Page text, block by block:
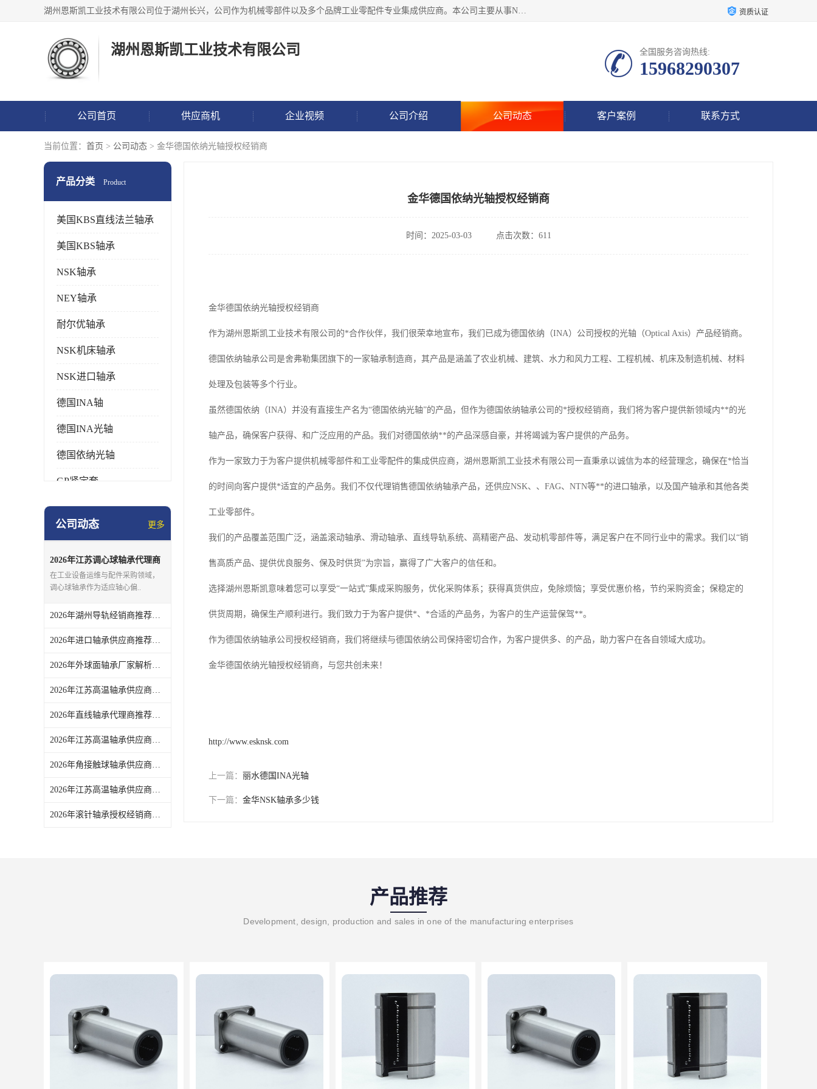
湖州恩斯凯工业技术有限公司位于湖州长兴，公司作为机械零部件以及多个品牌工业零配件专业集成供应商。本公司主要从事NSK进口轴承、SKF进口轴承、FAG进口轴承、NTN进口轴承、国产轴承：ZWZ、HRB、C&U轴承外球面轴承、导轨、丝杠、滑块、 润滑油、工业皮带及其他工业零部件的销售. 资质认证
湖州恩斯凯工业技术有限公司 全国服务咨询热线:
15968290307
公司首页 供应商机 企业视频 公司介绍 公司动态 客户案例 联系方式
当前位置： 首页 > 公司动态 > 金华德国依纳光轴授权经销商
产品分类 Product
美国KBS直线法兰轴承
美国KBS轴承
NSK轴承
NEY轴承
耐尔优轴承
NSK机床轴承
NSK进口轴承
德国INA轴
德国INA光轴
德国依纳光轴
GP紧定套
SKF轴承
日本NSK进口轴承
德国INA进口轴承
日本NTN进口轴承
闽台上银HIWIN滑块导轨
不锈钢轴承
进口轴承
美国KBS直线轴承
日本THK
自润滑铜套无油轴承
C&U人本轴承
公司动态 更多
2026年江苏调心球轴承代理商
推荐：湖州恩斯凯工业技术有
限公司
在工业设备运维与配件采购领域，
调心球轴承作为适应轴心偏..
2026年湖州导轨经销商推荐：恩斯凯工业全品类线性导轨供应
2026年进口轴承供应商推荐：湖州恩斯凯工业技术有限公司解析
2026年外球面轴承厂家解析：湖州恩斯凯工业技术有限公司
2026年江苏高温轴承供应商推荐：耐温选型与正品供应链一站式解析
2026年直线轴承代理商推荐，湖州恩斯凯一站式工业零配件供应解析
2026年江苏高温轴承供应商推荐：湖州恩斯凯工业技术有限公司
2026年角接触球轴承供应商推荐：一站式正品采购，高效运维优选
2026年江苏高温轴承供应商推荐：聚焦正品货源与技术服务能力
2026年滚针轴承授权经销商推荐：湖州恩斯凯一站式工业配件解析
金华德国依纳光轴授权经销商
时间：2025-03-03 点击次数：611
金华德国依纳光轴授权经销商
作为湖州恩斯凯工业技术有限公司的*合作伙伴，我们很荣幸地宣布，我们已成为德国依纳（INA）公司授权的光轴（Optical Axis）产品经销商。
德国依纳轴承公司是舍弗勒集团旗下的一家轴承制造商，其产品是涵盖了农业机械、建筑、水力和风力工程、工程机械、机床及制造机械、材料
处理及包装等多个行业。
虽然德国依纳（INA）并没有直接生产名为“德国依纳光轴”的产品，但作为德国依纳轴承公司的*授权经销商，我们将为客户提供新领域内**的光
轴产品，确保客户获得、和广泛应用的产品。我们对德国依纳**的产品深感自豪，并将竭诚为客户提供的产品务。
作为一家致力于为客户提供机械零部件和工业零配件的集成供应商，湖州恩斯凯工业技术有限公司一直秉承以诚信为本的经营理念，确保在*恰当
的时间向客户提供*适宜的产品务。我们不仅代理销售德国依纳轴承产品，还供应NSK、、FAG、NTN等**的进口轴承，以及国产轴承和其他各类
工业零部件。
我们的产品覆盖范围广泛，涵盖滚动轴承、滑动轴承、直线导轨系统、高精密产品、发动机零部件等，满足客户在不同行业中的需求。我们以“销
售高质产品、提供优良服务、保及时供货”为宗旨，赢得了广大客户的信任和。
选择湖州恩斯凯意味着您可以享受“一站式”集成采购服务，优化采购体系；获得真货供应，免除烦恼；享受优惠价格，节约采购资金；保稳定的
供货周期，确保生产顺利进行。我们致力于为客户提供*、*合适的产品务，为客户的生产运营保驾**。
作为德国依纳轴承公司授权经销商，我们将继续与德国依纳公司保持密切合作，为客户提供多、的产品，助力客户在各自领域大成功。
金华德国依纳光轴授权经销商，与您共创未来！
http://www.esknsk.com
上一篇： 丽水德国INA光轴
下一篇： 金华NSK轴承多少钱
产品推荐
Development, design, production and sales in one of the manufacturing enterprises